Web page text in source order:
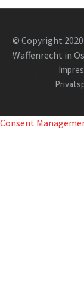
© Copyright
Waffenrecht in
Consent